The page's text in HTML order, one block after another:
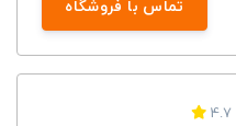
تماس با فروشگاه
4.7